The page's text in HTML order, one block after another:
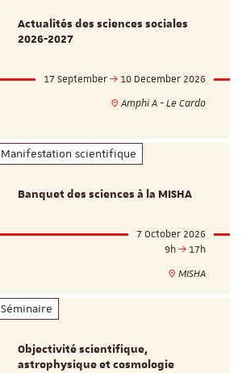
Actualités des sciences sociales
2026-2027
17 September
10 December 2026
Amphi A - Le Cardo
Manifestation scientifique
Banquet des sciences à la MISHA
7 October 2026
9h
17h
MISHA
Séminaire
Objectivité scientifique,
astrophysique et cosmologie